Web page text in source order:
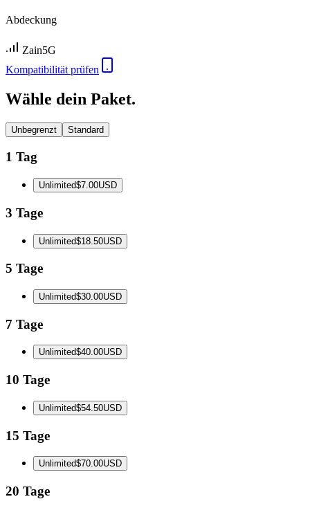
Abdeckung
Zain5G
Kompatibilität prüfen
Wähle dein Paket.
Unbegrenzt Standard
1 Tag
Unlimited$7.00USD
3 Tage
Unlimited$18.50USD
5 Tage
Unlimited$30.00USD
7 Tage
Unlimited$40.00USD
10 Tage
Unlimited$54.50USD
15 Tage
Unlimited$70.00USD
20 Tage